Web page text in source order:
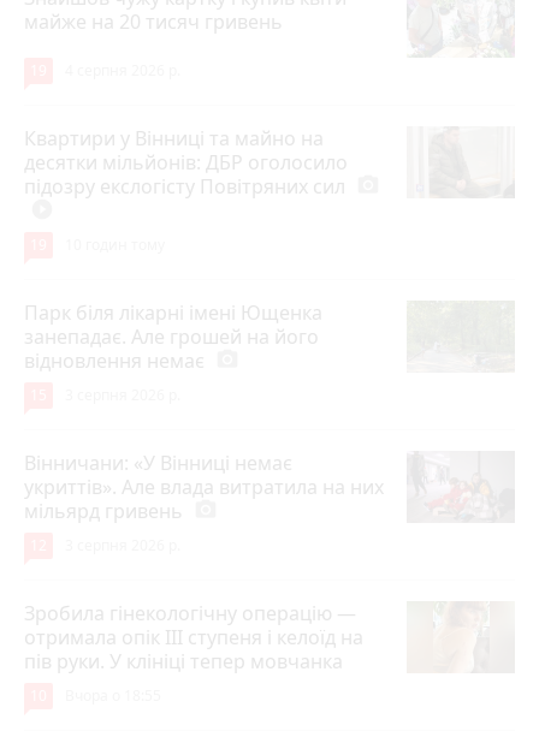
майже на 20 тисяч гривень
Квартири у Вінниці та майно на
десятки мільйонів: ДБР оголосило
підозру екслогісту Повітряних сил
Парк біля лікарні імені Ющенка
занепадає. Але грошей на його
відновлення немає
Вінничани: «У Вінниці немає
укриттів». Але влада витратила на них
мільярд гривень
Зробила гінекологічну операцію —
отримала опік ІІІ ступеня і келоїд на
пів руки. У клініці тепер мовчанка